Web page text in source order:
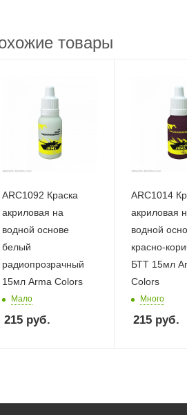
товары
ARC1092 Краска
акриловая на
водной основе
белый
радиопрозрачный
15мл Arma Colors
Мало
215руб.
ARC1014
акриловая
водной
красно-
БТТ 15мл
Colors
Много
215 руб.